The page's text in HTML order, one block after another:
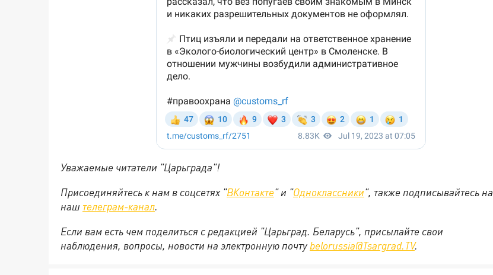
Уважаемые читатели "Царьграда"!
Присоединяйтесь к нам в соцсетях "ВКонтакте" и "Одноклассники", также подписывайтесь на
наш телеграм-канал.
Если вам есть чем поделиться с редакцией "Царьград. Беларусь", присылайте свои
наблюдения, вопросы, новости на электронную почту belorussia@Tsargrad.TV.